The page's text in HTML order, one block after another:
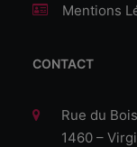
Mentions
CONTACT
Rue du
1460 –